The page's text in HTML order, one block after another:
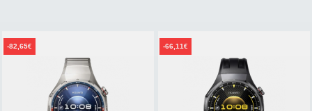
-82,65€ -66,11€